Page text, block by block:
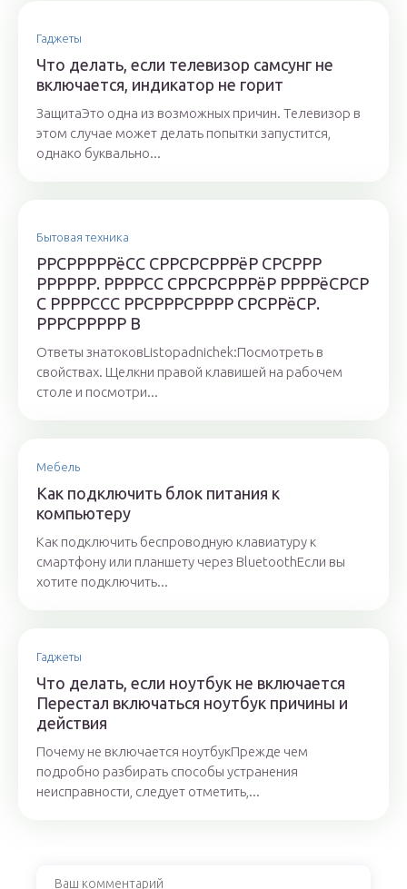
Гаджеты
Что делать, если телевизор самсунг не
включается, индикатор не горит
ЗащитаЭто одна из возможных причин. Телевизор в
этом случае может делать попытки запустится,
однако буквально...
Бытовая техника
РРСРРРРРёСС СРРСРСРРРёР СРСРРР
РРРРРР. РРРРСС СРРСРСРРРёР РРРРёСРСР
С РРРРССС РРСРРРСРРРР СРСРРёСР.
РРРСРРРРР В
Ответы знатоковListopadnichek:Посмотреть в
свойствах. Щелкни правой клавишей на рабочем
столе и посмотри...
Мебель
Как подключить блок питания к
компьютеру
Как подключить беспроводную клавиатуру к
смартфону или планшету через BluetoothЕсли вы
хотите подключить...
Гаджеты
Что делать, если ноутбук не включается
Перестал включаться ноутбук причины и
действия
Почему не включается ноутбукПрежде чем
подробно разбирать способы устранения
неисправности, следует отметить,...